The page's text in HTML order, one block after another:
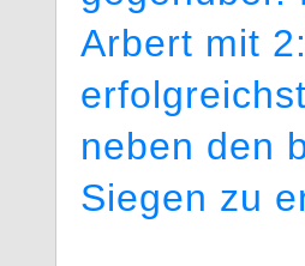
Arbert mit
neben den
Siegen zu